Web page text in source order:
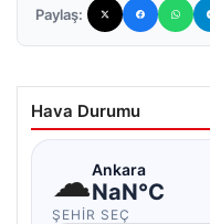
Paylaş:
Hava Durumu
☁Ankara
NaN°C
ŞEHIR SEÇ